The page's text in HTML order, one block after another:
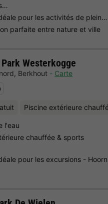
pour les activités de plein…
parfaite entre nature et ville
Westerkogge
, Berkhout
Carte
Piscine extérieure
l'eau
chauffée & sports
pour les excursions -